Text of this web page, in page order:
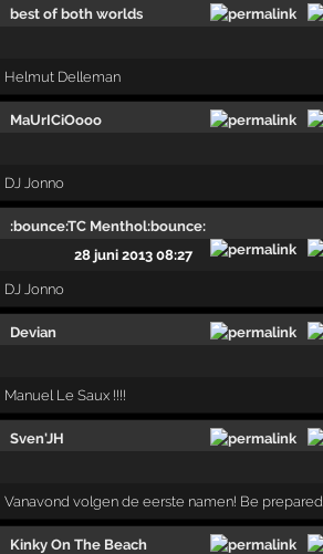
best of both worlds
Helmut Delleman
MaUrICiOooo
DJ Jonno
:bounce:TC Menthol:bounce:
28 juni 2013 08:27
DJ Jonno
Devian
Manuel Le Saux !!!!
Sven'JH
Vanavond volgen de eerste namen! Be prepared.
Kinky On The Beach